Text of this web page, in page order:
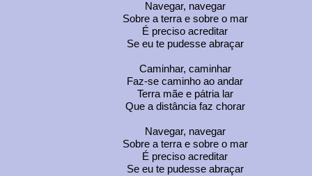
Navegar, navegar
Sobre a terra e sobre o mar
É preciso acreditar
Se eu te pudesse abraçar
Caminhar, caminhar
Faz-se caminho ao andar
Terra mãe e pátria lar
Que a distância faz chorar
Navegar, navegar
Sobre a terra e sobre o mar
É preciso acreditar
Se eu te pudesse abraçar